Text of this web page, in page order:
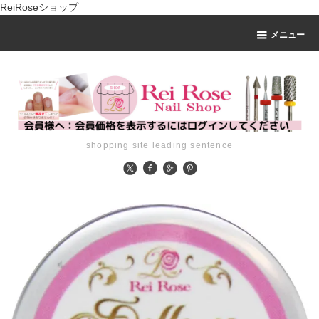
ReiRoseショップ
メニュー
shopping site leading sentence